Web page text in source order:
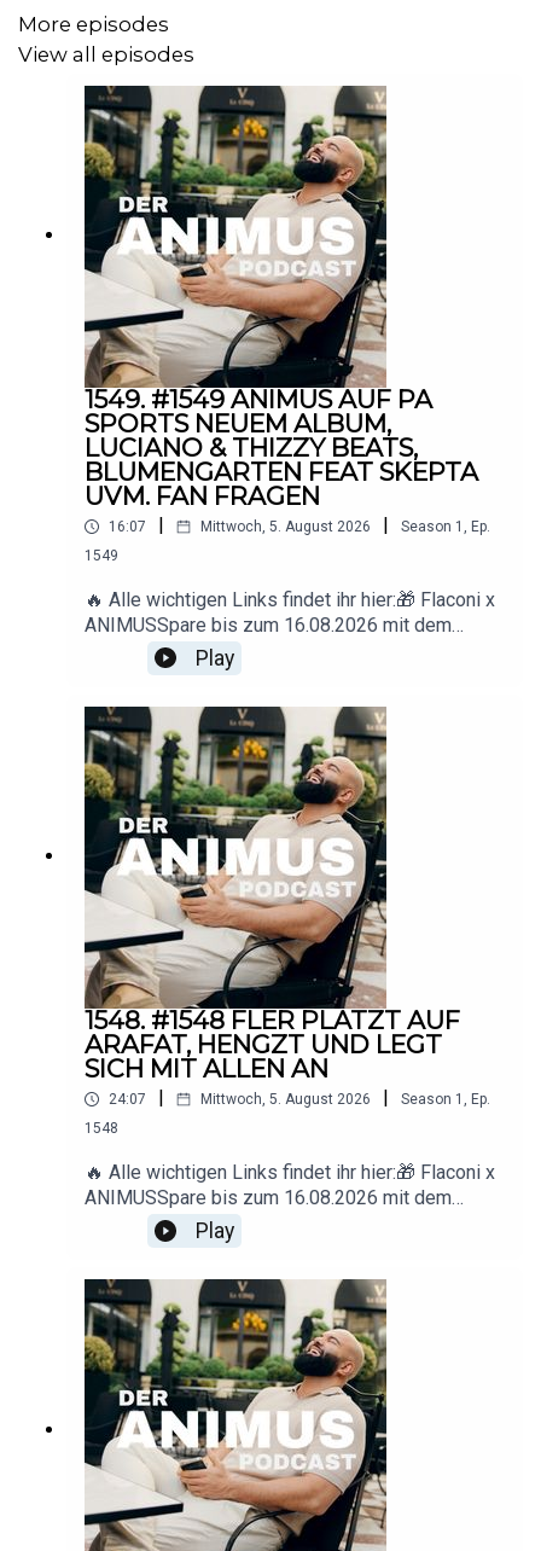
More episodes
View all episodes
1549. #1549 ANIMUS AUF PA
SPORTS NEUEM ALBUM,
LUCIANO & THIZZY BEATS,
BLUMENGARTEN FEAT SKEPTA
UVM. FAN FRAGEN
16:07 Mittwoch, 5. August 2026 Season 1 , Ep.
1549
🔥 Alle wichtigen Links findet ihr hier:🎁 Flaconi x
ANIMUSSpare bis zum 16.08.2026 mit dem
Code ANIMUS 15 € ab 89 € Mindestbestellwert.
🇩🇪 Deutschland: www.flaconi.de🇦🇹
Österreich: www.flaconi.at🇨🇭
Schweiz: www.flaconi.ch* Ausgeschlossene
Marken und Produkte sind auf der jeweiligen
Flaconi-Website
einsehbar.▶️ YouTube: https://www.youtube.com/
@animus_offiziell
📸 Instagram: https://www.instagram.com/animus
📩 Business-
Anfragen: deranimuspodcast@gmail.com
Play
1548. #1548 FLER PLATZT AUF
ARAFAT, HENGZT UND LEGT
SICH MIT ALLEN AN
24:07 Mittwoch, 5. August 2026 Season 1 , Ep.
1548
🔥 Alle wichtigen Links findet ihr hier:🎁 Flaconi x
ANIMUSSpare bis zum 16.08.2026 mit dem
Code ANIMUS 15 € ab 89 € Mindestbestellwert.
🇩🇪 Deutschland: www.flaconi.de🇦🇹
Österreich: www.flaconi.at🇨🇭
Schweiz: www.flaconi.ch* Ausgeschlossene
Marken und Produkte sind auf der jeweiligen
Flaconi-Website
einsehbar.▶️ YouTube: https://www.youtube.com/
@animus_offiziell
📸 Instagram: https://www.instagram.com/animus
📩 Business-
Anfragen: deranimuspodcast@gmail.com
Play